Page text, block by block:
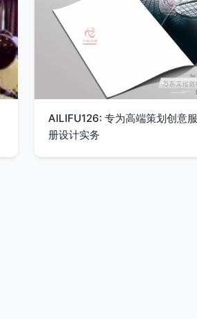
AILIFU126: 专为高端策划创意
册设计实务